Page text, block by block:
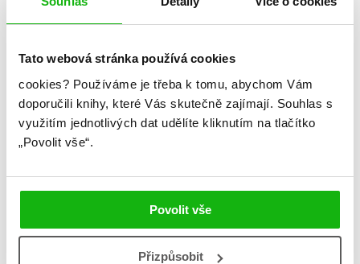
Tato webová stránka používá cookies
cookies? Používáme je třeba k tomu, abychom Vám
doporučili knihy, které Vás skutečně zajímají. Souhlas s
využitím jednotlivých dat udělíte kliknutím na tlačítko
„Povolit vše“.
Povolit vše
Přizpůsobit